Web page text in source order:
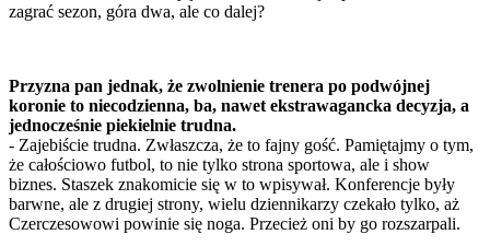
zagrać sezon, góra dwa, ale co dalej?
Przyzna pan jednak, że zwolnienie trenera po podwójnej
koronie to niecodzienna, ba, nawet ekstrawagancka decyzja, a
jednocześnie piekielnie trudna.
- Zajebiście trudna. Zwłaszcza, że to fajny gość. Pamiętajmy o tym,
że całościowo futbol, to nie tylko strona sportowa, ale i show
biznes. Staszek znakomicie się w to wpisywał. Konferencje były
barwne, ale z drugiej strony, wielu dziennikarzy czekało tylko, aż
Czerczesowowi powinie się noga. Przecież oni by go rozszarpali.